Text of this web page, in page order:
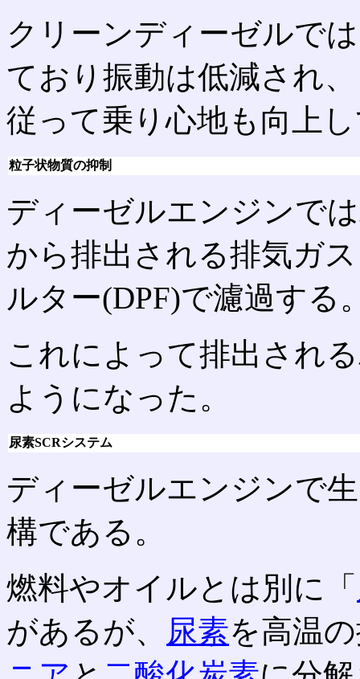
クリーンディーゼルで
ており振動は低減され
従って乗り心地も向上
粒子状物質の抑制
ディーゼルエンジンで
から排出される排気ガ
ルター(DPF)で濾過する
これによって排出され
ようになった。
尿素SCRシステム
ディーゼルエンジンで
構である。
燃料やオイルとは別に「
があるが、 尿素を高温